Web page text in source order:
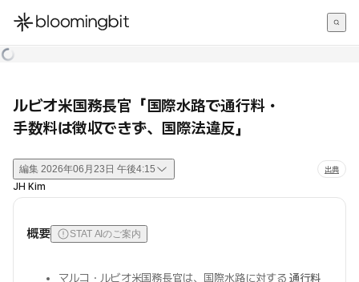
한국어
ルビオ米国務長官「国際水路で通行料・
手数料は徴収できず、国際法違反」
編集 2026年06月23日 午後4:15 出典
JH Kim
概要 STAT AIのご案内
マルコ・ルビオ米国務長官は、国際水路に対する通行料